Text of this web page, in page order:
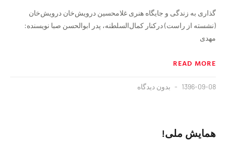
گذاری به زندگی و جایگاه هنری غلامحسین درویش‌خان درویش‌خان
(نشسته از راست) درکنار کمال‌السلطنه، پدر ابوالحسن صبا نویسنده:
مهدی
READ MORE
1396-09-08 بدون دیدگاه
همایش ملی!